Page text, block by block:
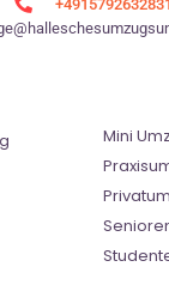
+4915792632831
Mini